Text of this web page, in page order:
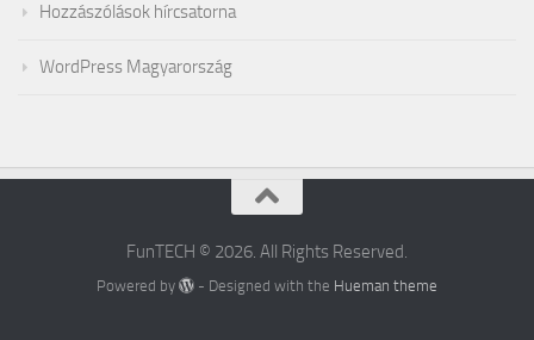
Hozzászólások hírcsatorna
WordPress Magyarország
FunTECH © 2026. All Rights Reserved.
Powered by - Designed with the Hueman theme